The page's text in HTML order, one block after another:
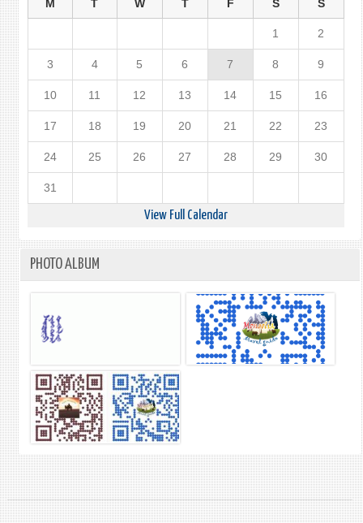
M T W T F S S
1 2
3 4 5 6 7 8 9
10 11 12 13 14 15 16
17 18 19 20 21 22 23
24 25 26 27 28 29 30
31
View Full Calendar
PHOTO ALBUM